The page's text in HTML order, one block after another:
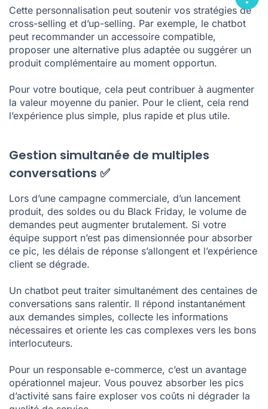
Cette personnalisation peut soutenir vos stratégies de
cross-selling et d’up-selling. Par exemple, le chatbot
peut recommander un accessoire compatible,
proposer une alternative plus adaptée ou suggérer un
produit complémentaire au moment opportun.
Pour votre boutique, cela peut contribuer à augmenter
la valeur moyenne du panier. Pour le client, cela rend
l’expérience plus simple, plus rapide et plus utile.
Gestion simultanée de multiples
conversations ✅
Lors d’une campagne commerciale, d’un lancement
produit, des soldes ou du Black Friday, le volume de
demandes peut augmenter brutalement. Si votre
équipe support n’est pas dimensionnée pour absorber
ce pic, les délais de réponse s’allongent et l’expérience
client se dégrade.
Un chatbot peut traiter simultanément des centaines de
conversations sans ralentir. Il répond instantanément
aux demandes simples, collecte les informations
nécessaires et oriente les cas complexes vers les bons
interlocuteurs.
Pour un responsable e-commerce, c’est un avantage
opérationnel majeur. Vous pouvez absorber les pics
d’activité sans faire exploser vos coûts ni dégrader la